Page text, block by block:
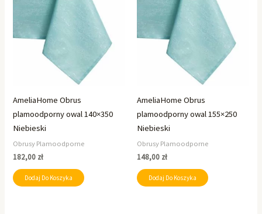
AmeliaHome Obrus
plamoodporny owal 140×350
Niebieski
Obrusy Plamoodporne
182,00 zł
Dodaj Do Koszyka
AmeliaHome Obrus
plamoodporny owal 155×250
Niebieski
Obrusy Plamoodporne
148,00 zł
Dodaj Do Koszyka